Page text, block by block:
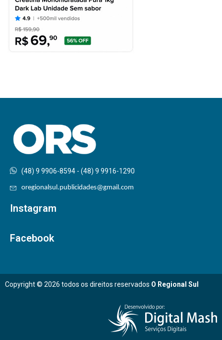
(48) 9 9906-8594 - (48) 9 9916-1290
oregionalsul.publicidades@gmail.com
Instagram
Facebook
Copyright © 2026 todos os direitos reservados O Regional Sul